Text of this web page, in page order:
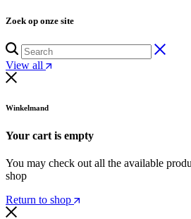
Zoek op onze site
View all
Winkelmand
Your cart is empty
You may check out all the available
shop
Return to shop